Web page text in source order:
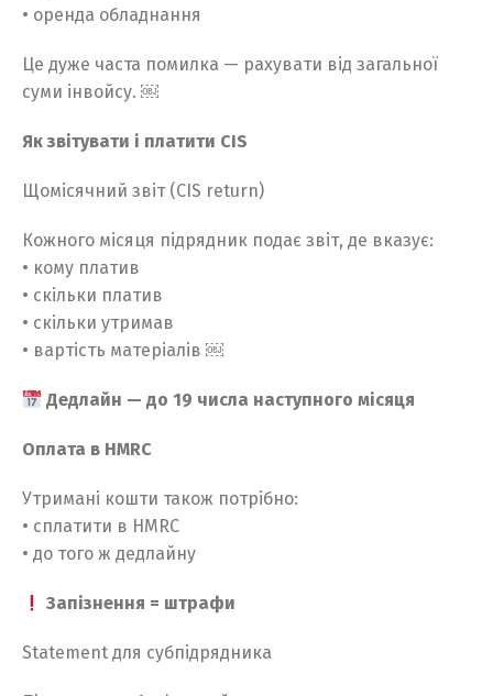
• оренда обладнання
Це дуже часта помилка — рахувати від загальної
суми інвойсу. ￼
Як звітувати і платити CIS
Щомісячний звіт (CIS return)
Кожного місяця підрядник подає звіт, де вказує:
• кому платив
• скільки платив
• скільки утримав
• вартість матеріалів ￼
Дедлайн — до 19 числа наступного місяця
Оплата в HMRC
Утримані кошти також потрібно:
• сплатити в HMRC
• до того ж дедлайну
Запізнення = штрафи
Statement для субпідрядника